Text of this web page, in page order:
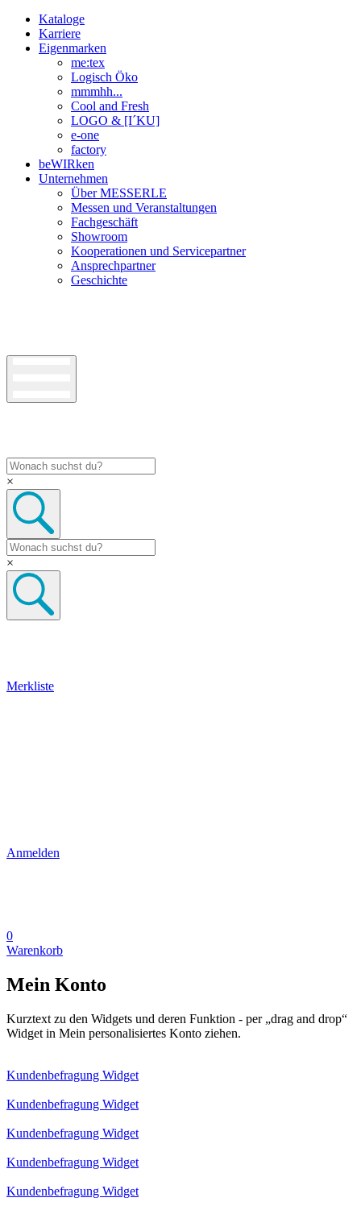
Kataloge
Karriere
Eigenmarken
me:tex
Logisch Öko
mmmhh...
Cool and Fresh
LOGO & [I´KU]
e-one
factory
beWIRken
Unternehmen
Über MESSERLE
Messen und Veranstaltungen
Fachgeschäft
Showroom
Kooperationen und Servicepartner
Ansprechpartner
Geschichte
×
×
Merkliste
Anmelden
0
Warenkorb
Mein Konto
Kurztext zu den Widgets und deren Funktion - per „drag and drop“
Widget in Mein personalisiertes Konto ziehen.
Kundenbefragung Widget
Kundenbefragung Widget
Kundenbefragung Widget
Kundenbefragung Widget
Kundenbefragung Widget